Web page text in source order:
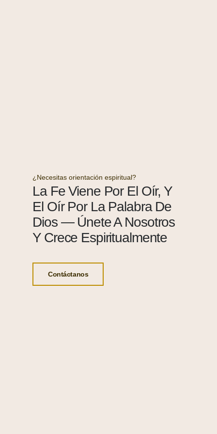
¿Necesitas orientación espiritual?
La Fe Viene Por El Oír, Y
El Oír Por La Palabra De
Dios — Únete A Nosotros
Y Crece Espiritualmente
Contáctanos